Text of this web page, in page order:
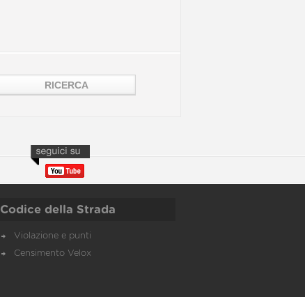
Codice della Strada
Violazione e punti
Censimento Velox